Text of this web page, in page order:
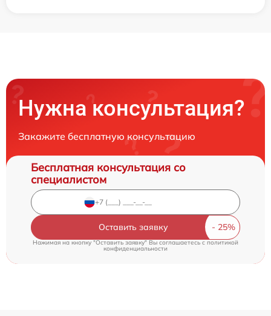
Нужна консультация?
Закажите бесплатную консультацию
Бесплатная консультация со
специалистом
Оставить заявку
Нажимая на кнопку "Оставить заявку" Вы соглашаетесь cполитикой
конфиденциальности